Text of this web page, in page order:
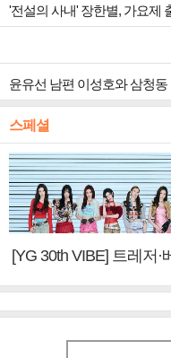
'전설의 사내' 장한별, 가요제
윤유선 남편 이성호와 삼청
스페셜
[YG 30th VIBE] 트레저·베